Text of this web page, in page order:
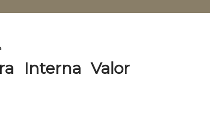
Interna Valor